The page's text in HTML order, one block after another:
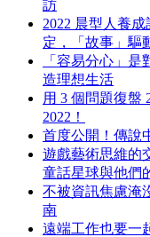
訪
2022 晨型人養
定，「故事」驅
「容易分心」
造理想生活
用 3 個問題復盤
2022！
首度公開！傳說
遊戲藝術思維的
童話星球與他們
不被資訊焦慮淹
南
遠端工作也要一